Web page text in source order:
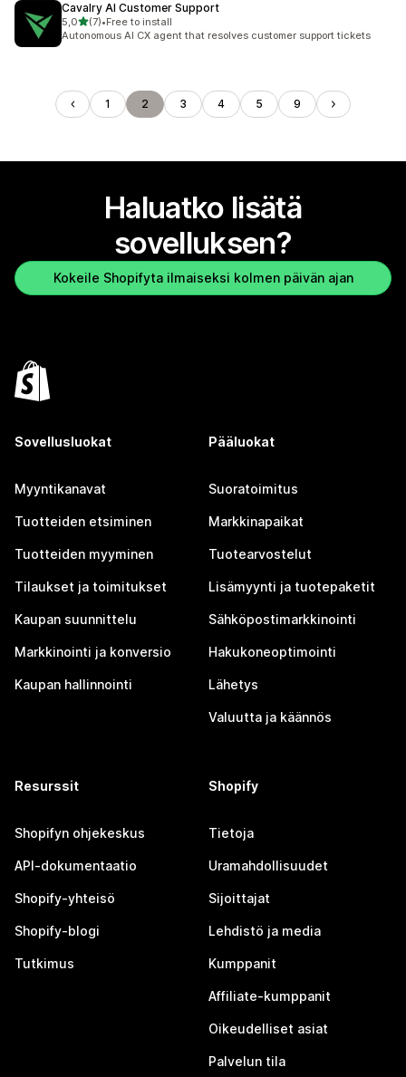
Cavalry AI Customer Support
5,0/ 5 tähteä
(7)
7 arvostelua yhteensä
•Free to install
Autonomous AI CX agent that resolves customer support tickets
1 2 3 4 5 9
Haluatko lisätä
sovelluksen?
Kokeile Shopifyta ilmaiseksi kolmen päivän ajan
Sovellusluokat
Myyntikanavat
Tuotteiden etsiminen
Tuotteiden myyminen
Tilaukset ja toimitukset
Kaupan suunnittelu
Markkinointi ja konversio
Kaupan hallinnointi
Pääluokat
Suoratoimitus
Markkinapaikat
Tuotearvostelut
Lisämyynti ja tuotepaketit
Sähköpostimarkkinointi
Hakukoneoptimointi
Lähetys
Valuutta ja käännös
Resurssit
Shopifyn ohjekeskus
API-dokumentaatio
Shopify-yhteisö
Shopify-blogi
Tutkimus
Shopify
Tietoja
Uramahdollisuudet
Sijoittajat
Lehdistö ja media
Kumppanit
Affiliate-kumppanit
Oikeudelliset asiat
Palvelun tila